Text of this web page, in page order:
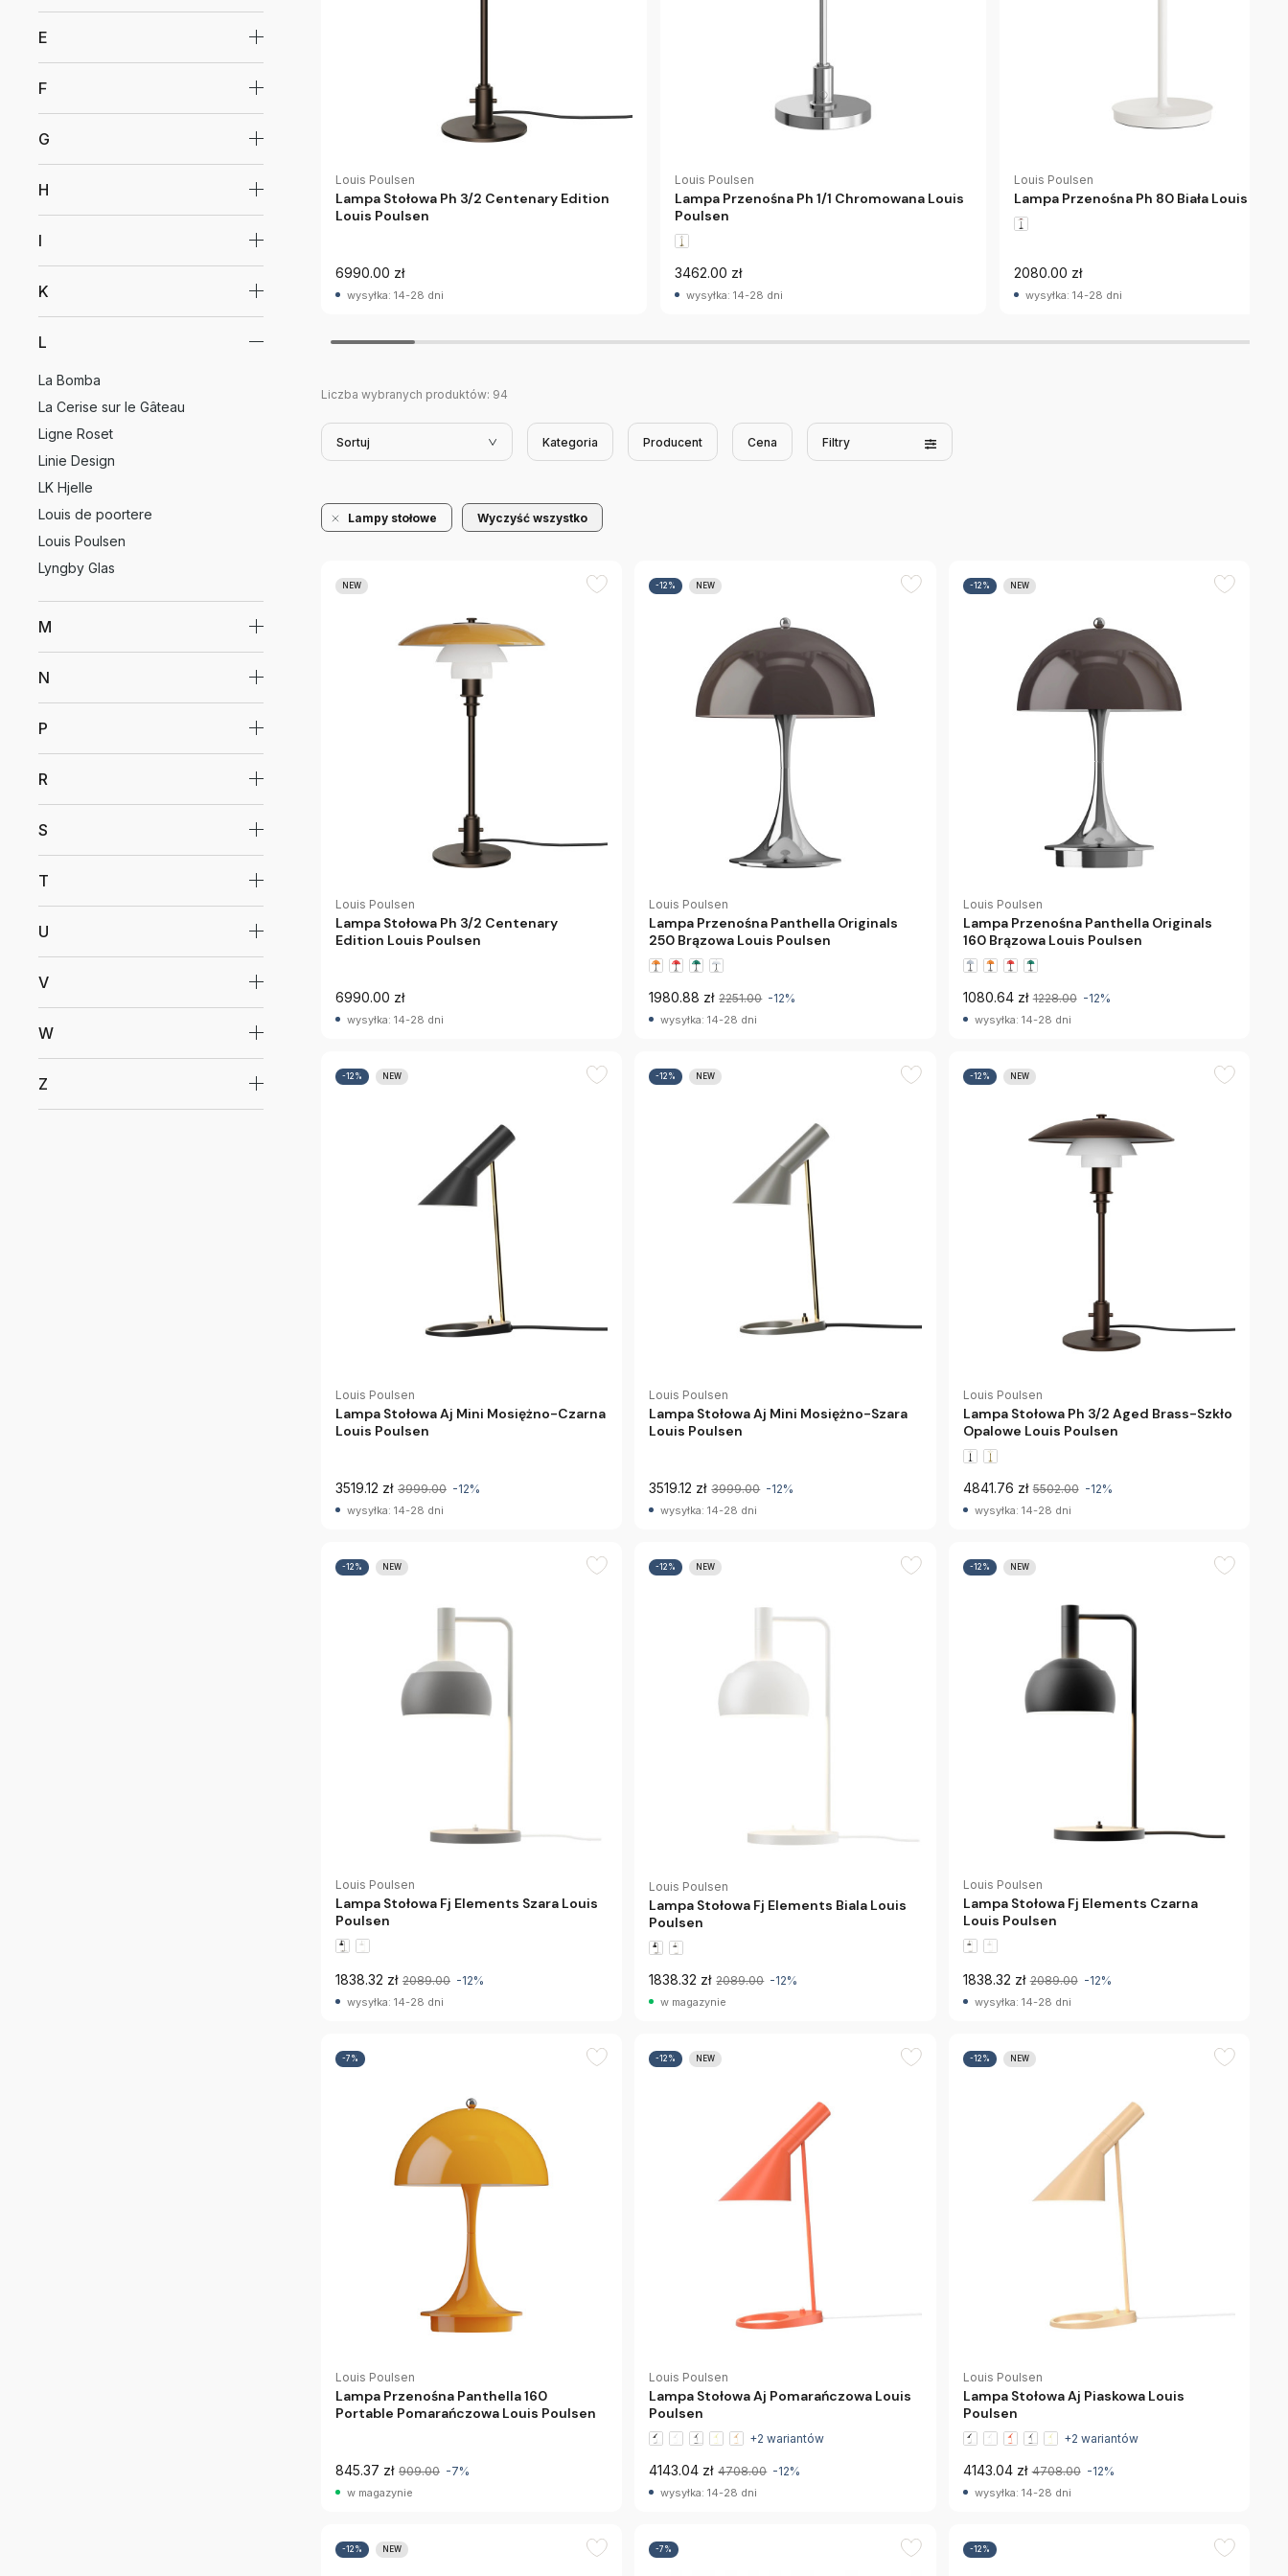
E
F
G
H
I
K
L
La Bomba
La Cerise sur le Gâteau
Ligne Roset
Linie Design
LK Hjelle
Louis de poortere
Louis Poulsen
Lyngby Glas
M
N
P
R
S
T
U
V
W
Z
Louis Poulsen
Lampa Stołowa Ph 3/2 Centenary Edition
Louis Poulsen
6990.00 zł
wysyłka: 14-28 dni
Louis Poulsen
Lampa Przenośna Ph 1/1 Chromowana Louis
Poulsen
3462.00 zł
wysyłka: 14-28 dni
Louis Poulsen
Lampa Przenośna Ph 80 Biała Louis
2080.00 zł
wysyłka: 14-28 dni
Liczba wybranych produktów: 94
Sortuj Kategoria Producent Cena Filtry
Lampy stołowe Wyczyść wszystko
NEW
Louis Poulsen
Lampa Stołowa Ph 3/2 Centenary
Edition Louis Poulsen
6990.00 zł
wysyłka: 14-28 dni
-12% NEW
Louis Poulsen
Lampa Przenośna Panthella Originals
250 Brązowa Louis Poulsen
1980.88 zł 2251.00 -12%
wysyłka: 14-28 dni
-12% NEW
Louis Poulsen
Lampa Przenośna Panthella Originals
160 Brązowa Louis Poulsen
1080.64 zł 1228.00 -12%
wysyłka: 14-28 dni
-12% NEW
Louis Poulsen
Lampa Stołowa Aj Mini Mosiężno-Czarna
Louis Poulsen
3519.12 zł 3999.00 -12%
wysyłka: 14-28 dni
-12% NEW
Louis Poulsen
Lampa Stołowa Aj Mini Mosiężno-Szara
Louis Poulsen
3519.12 zł 3999.00 -12%
wysyłka: 14-28 dni
-12% NEW
Louis Poulsen
Lampa Stołowa Ph 3/2 Aged Brass-Szkło
Opalowe Louis Poulsen
4841.76 zł 5502.00 -12%
wysyłka: 14-28 dni
-12% NEW
Louis Poulsen
Lampa Stołowa Fj Elements Szara Louis
Poulsen
1838.32 zł 2089.00 -12%
wysyłka: 14-28 dni
-12% NEW
Louis Poulsen
Lampa Stołowa Fj Elements Biala Louis
Poulsen
1838.32 zł 2089.00 -12%
w magazynie
-12% NEW
Louis Poulsen
Lampa Stołowa Fj Elements Czarna
Louis Poulsen
1838.32 zł 2089.00 -12%
wysyłka: 14-28 dni
-7%
Louis Poulsen
Lampa Przenośna Panthella 160
Portable Pomarańczowa Louis Poulsen
845.37 zł 909.00 -7%
w magazynie
-12% NEW
Louis Poulsen
Lampa Stołowa Aj Pomarańczowa Louis
Poulsen
+2 wariantów
4143.04 zł 4708.00 -12%
wysyłka: 14-28 dni
-12% NEW
Louis Poulsen
Lampa Stołowa Aj Piaskowa Louis
Poulsen
+2 wariantów
4143.04 zł 4708.00 -12%
wysyłka: 14-28 dni
-12% NEW -7% -12%